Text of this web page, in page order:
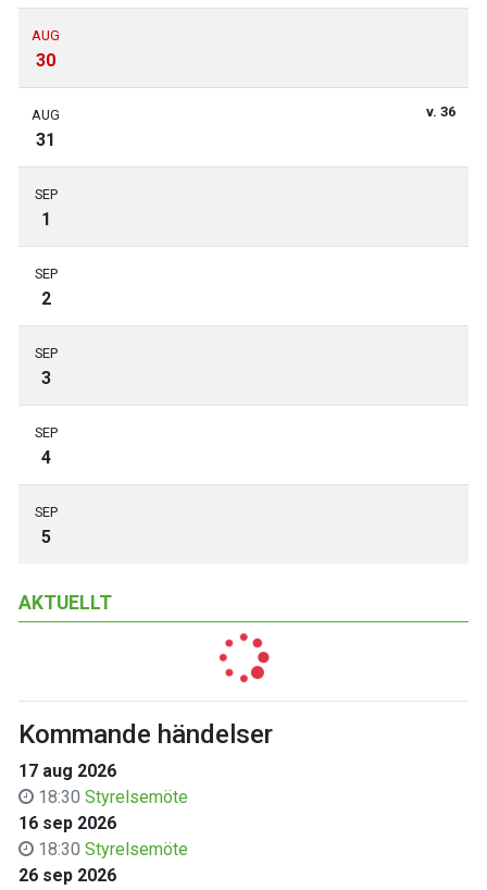
AKTUELLT
Kommande händelser
17 aug 2026
18:30 Styrelsemöte
16 sep 2026
18:30 Styrelsemöte
26 sep 2026
AUG
30
AUG
31
v. 36
SEP
1
SEP
2
SEP
3
SEP
4
SEP
5